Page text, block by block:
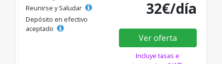
Reunirse y Saludar
Depósito en efectivo
aceptado
32€/día
Ver oferta
Incluye tasas e